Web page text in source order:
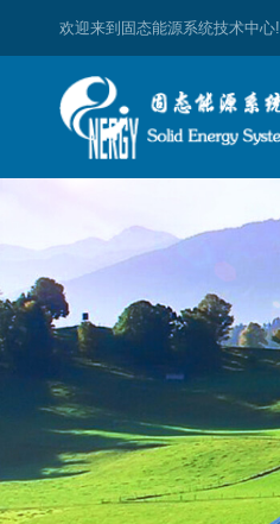
欢迎来到固态能源系统技术中心!